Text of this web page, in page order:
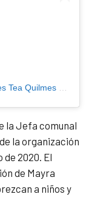
la Jefa comunal
la organización
de 2020. El
de Mayra
a niños y